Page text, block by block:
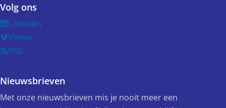
Volg ons
LinkedIn
Vimeo
RSS
Nieuwsbrieven
Met onze nieuwsbrieven mis je nooit meer een